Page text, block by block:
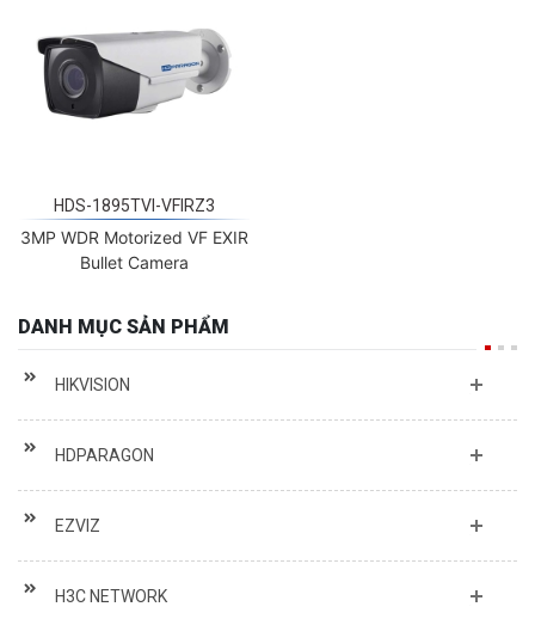
3MP WDR Motorized VF EXIR
Bullet Camera
DANH MỤC SẢN PHẨM